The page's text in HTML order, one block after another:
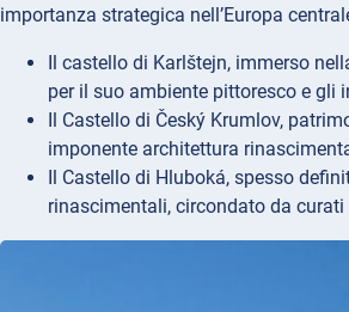
importanza strategica nell’Europa
Il castello di Karlštejn, immerso
per il suo ambiente pittoresco e gli
Il Castello di Český Krumlov,
imponente architettura
Il Castello di Hluboká, spesso
rinascimentali, circondato da curati